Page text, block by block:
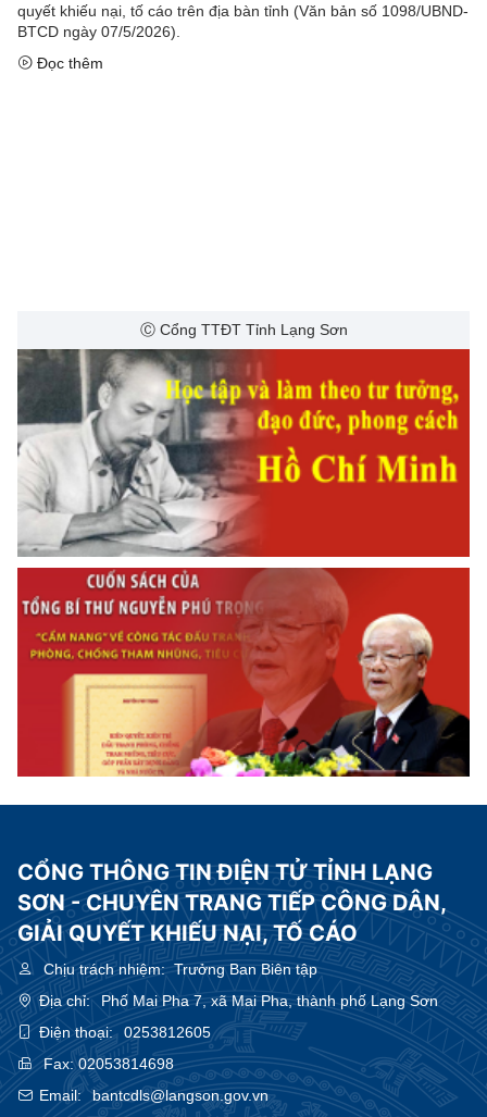
quyết khiếu nại, tố cáo trên địa bàn tỉnh (Văn bản số 1098/UBND-
BTCD ngày 07/5/2026).
Đọc thêm
Ⓒ Cổng TTĐT Tỉnh Lạng Sơn
CỔNG THÔNG TIN ĐIỆN TỬ TỈNH LẠNG
SƠN - CHUYÊN TRANG TIẾP CÔNG DÂN,
GIẢI QUYẾT KHIẾU NẠI, TỐ CÁO
Chịu trách nhiệm:Trưởng Ban Biên tập
Địa chỉ:
Phố Mai Pha 7, xã Mai Pha, thành phố Lạng Sơn
Điện thoại:
0253812605
Fax:02053814698
Email:
bantcdls@langson.gov.vn